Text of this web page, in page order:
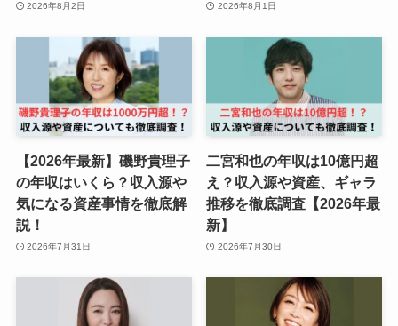
2026年8月2日 2026年8月1日
【2026年最新】磯野貴理子
の年収はいくら？収入源や
気になる資産事情を徹底解
説！
2026年7月31日
二宮和也の年収は10億円超
え？収入源や資産、ギャラ
推移を徹底調査【2026年最
新】
2026年7月30日